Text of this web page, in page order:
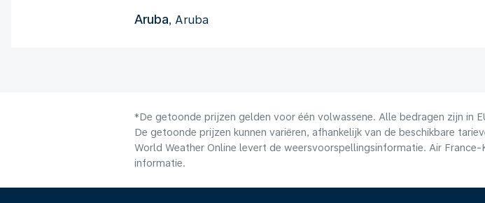
Aruba, Aruba
*De getoonde prijzen gelden voor één volwassene. Alle bedragen zijn in
De getoonde prijzen kunnen variëren, afhankelijk van de beschikbare
World Weather Online levert de weersvoorspellingsinformatie. Air
informatie.